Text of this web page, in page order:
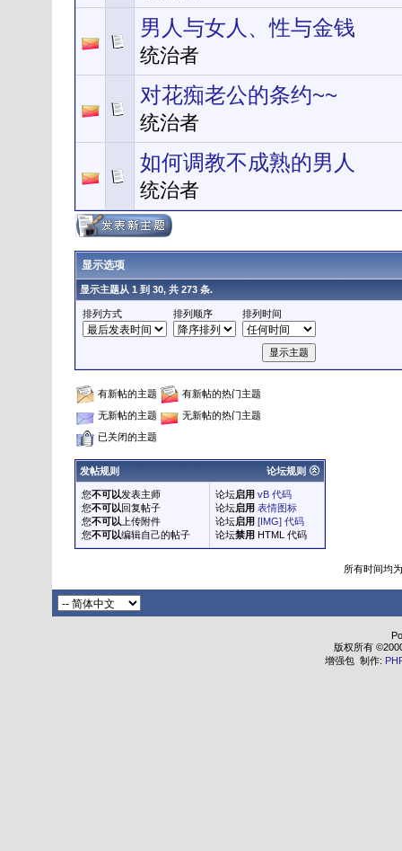
男人与女人、性与金钱
统治者
对花痴老公的条约~~
统治者
如何调教不成熟的男人
统治者
显示选项
显示主题从 1 到 30, 共 273 条.
排列方式 排列顺序 排列时间
有新帖的主题
有新帖的热门主题
无新帖的主题
无新帖的热门主题
已关闭的主题
论坛规则
发帖规则
您不可以发表主师
您不可以回复帖子
您不可以 上传附件
您不可以编辑自己的帖子
论坛启用 vB 代码
论坛启用 表情图标
论坛启用 [IMG] 代码
论坛禁用 HTML 代码
所有时间均为
版权所有
增强包 制作: